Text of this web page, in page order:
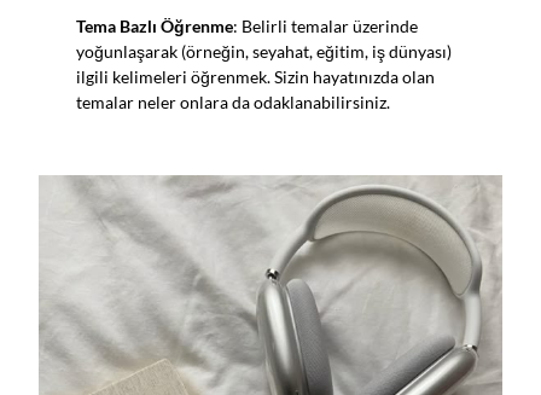
Tema Bazlı Öğrenme: Belirli temalar üzerinde
yoğunlaşarak (örneğin, seyahat, eğitim, iş dünyası)
ilgili kelimeleri öğrenmek. Sizin hayatınızda olan
temalar neler onlara da odaklanabilirsiniz.